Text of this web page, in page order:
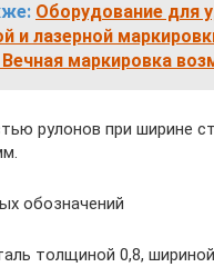
Оборудование для
и лазерной
маркировка
рулонов при ширине
обозначений
толщиной 0,8,